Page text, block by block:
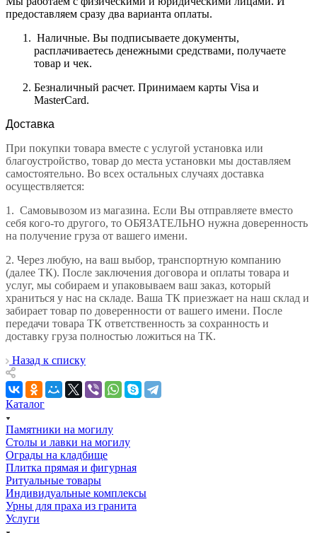
предоставляем сразу два варианта оплаты.
Наличные. Вы подписываете документы,
расплачиваетесь денежными средствами, получаете
товар и чек.
Безналичный расчет. Принимаем карты Visa и
MasterCard.
Доставка
При покупки товара вместе с услугой установка или
благоустройство, товар до места установки мы доставляем
самостоятельно. Во всех остальных случаях доставка
осуществляется:
1. Самовывозом из магазина. Если Вы отправляете вместо
себя кого-то другого, то ОБЯЗАТЕЛЬНО нужна доверенность
на получение груза от вашего имени.
2. Через любую, на ваш выбор, транспортную компанию
(далее ТК). После заключения договора и оплаты товара и
услуг, мы собираем и упаковываем ваш заказ, который
храниться у нас на складе. Ваша ТК приезжает на наш склад и
забирает товар по доверенности от вашего имени. После
передачи товара ТК ответственность за сохранность и
доставку груза полностью ложиться на ТК.
Назад к списку
Каталог
Памятники на могилу
Столы и лавки на могилу
Ограды на кладбище
Плитка прямая и фигурная
Ритуальные товары
Индивидуальные комплексы
Урны для праха из гранита
Услуги